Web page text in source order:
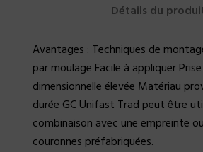
Détails du
Avantages : Techniques de
par moulage Facile à appliquer
dimensionnelle élevée Matériau
durée GC Unifast Trad peut être
combinaison avec une empreinte
couronnes préfabriquées.